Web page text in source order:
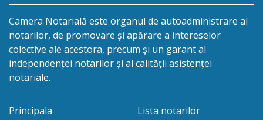
Camera Notarială este organul de autoadministrare al
notarilor, de promovare şi apărare a intereselor
colective ale acestora, precum şi un garant al
independenței notarilor și al calității asistenței
notariale.
Principala
Lista notarilor